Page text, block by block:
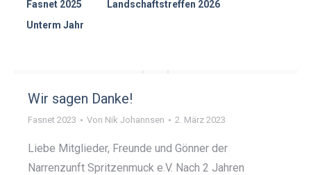
Fasnet 2025
Landschaftstreffen 2026
Unterm Jahr
Wir sagen Danke!
Fasnet 2023 Von Nik Johannsen 2. März 2023
Liebe Mitglieder, Freunde und Gönner der
Narrenzunft Spritzenmuck e.V. Nach 2 Jahren